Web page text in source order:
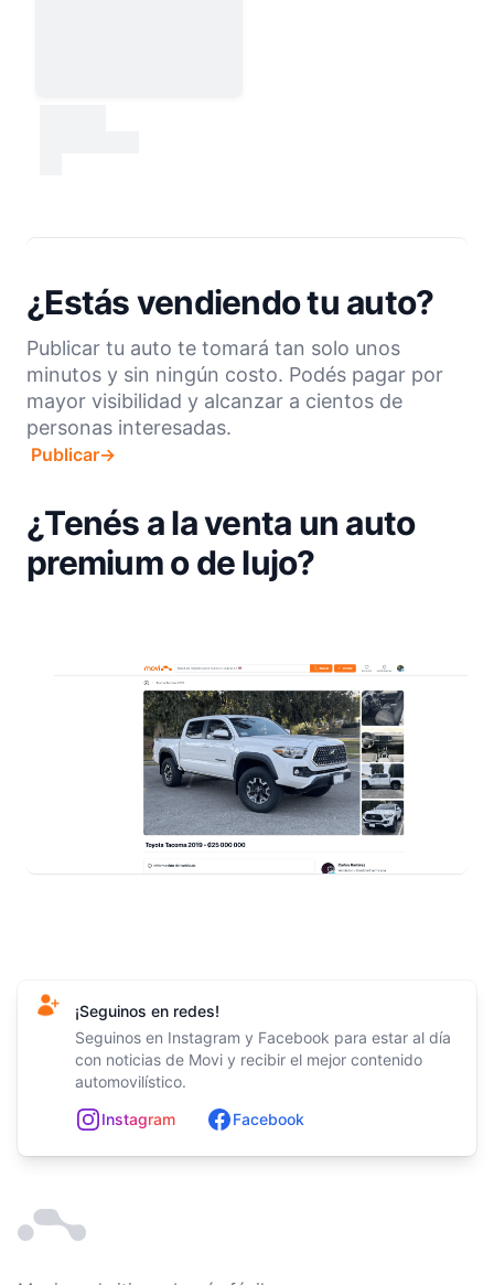
¿Estás vendiendo tu auto?
Publicar tu auto te tomará tan solo unos
minutos y sin ningún costo. Podés pagar por
mayor visibilidad y alcanzar a cientos de
personas interesadas.
Publicar→
¿Tenés a la venta un auto
premium o de lujo?
¡Seguinos en redes!
Seguinos en Instagram y Facebook para estar al día
con noticias de Movi y recibir el mejor contenido
automovilístico.
Instagram Facebook